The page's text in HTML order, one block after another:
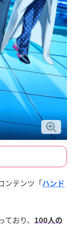
ンテンツ「ハンド
おり、
100人の